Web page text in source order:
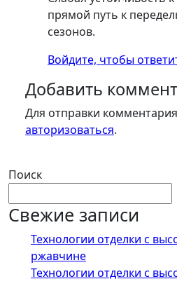
прямой путь к
сезонов.
Войдите, чтобы
Добавить
Для отправки
авторизоваться.
Поиск
Свежие записи
Технологии отделки с
ржавчине
Технологии отделки с